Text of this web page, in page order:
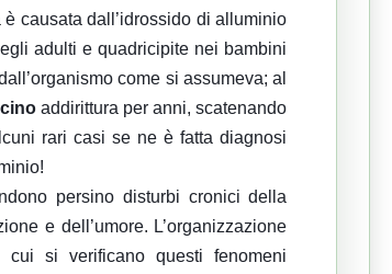
causata dall’idrossido di alluminio
adulti e quadricipite nei bambini
come si assumeva; al
addirittura per anni, scatenando
rari casi se ne è fatta diagnosi
persino disturbi cronici della
e dell’umore. L’organizzazione
si verificano questi fenomeni